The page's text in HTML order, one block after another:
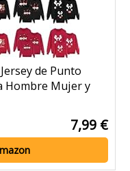
de Punto
Hombre Mujer y
7,99 €